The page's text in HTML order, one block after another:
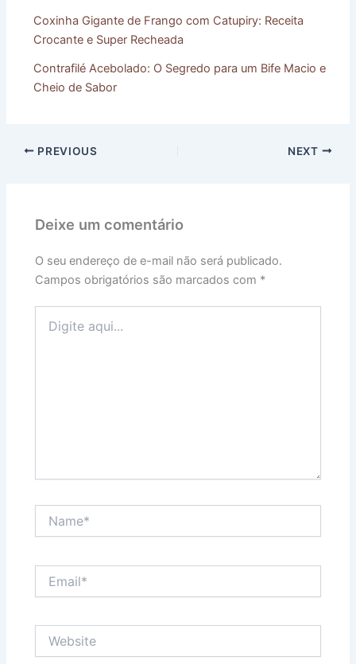
Coxinha Gigante de Frango com Catupiry: Receita
Crocante e Super Recheada
Contrafilé Acebolado: O Segredo para um Bife Macio e
Cheio de Sabor
PREVIOUS NEXT
Deixe um comentário
O seu endereço de e-mail não será publicado.
Campos obrigatórios são marcados com *
aqui...